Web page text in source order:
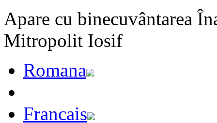
Apare cu binecuvântarea
Mitropolit Iosif
Romana
Francais